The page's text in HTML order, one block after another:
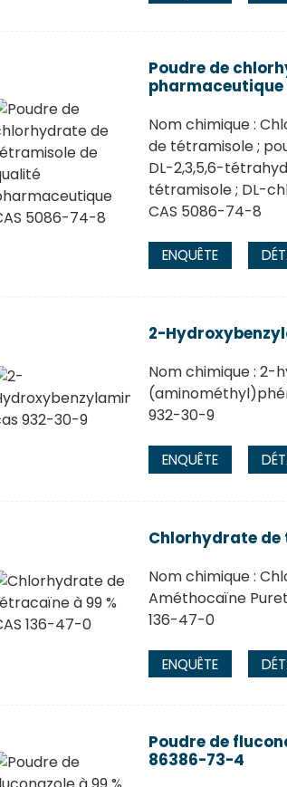
Poudre de
pharmaceutique
Nom chimique :
de tétramisole ;
DL-2,3,5,6-
tétramisole ; DL-
CAS 5086-74-8
ENQUÊTE
2-
Nom chimique : 2-
932-30-9
ENQUÊTE
Chlorhydrate de
Nom chimique :
Améthocaïne
136-47-0
ENQUÊTE
Poudre de
86386-73-4